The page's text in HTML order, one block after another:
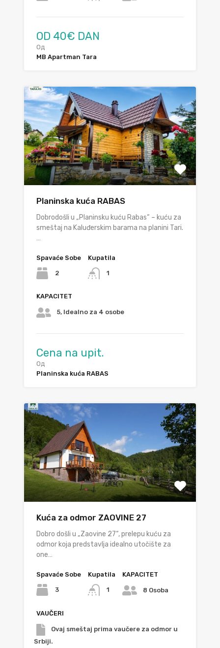
OD 40€ DAN
Од
MB Apartman Tara
Planinska kuća RABAS
Dobrodošli u „Planinsku kuću Rabas“ – kuću za
smeštaj na Kaluđerskim barama na planini Tari.
…
Spavaće Sobe
2
Kupatila
1
KAPACITET
5, Idealno za 4 osobe
Cena na upit.
Од
Planinska kuća RABAS
Kuća za odmor ZAOVINE 27
Dobro došli u „Zaovine 27“, prelepu kuću za
odmor koja predstavlja idealno utočište za
one…
Spavaće Sobe
3
Kupatila
1
KAPACITET
8 Osoba
VAUČERI
Ovaj smeštaj prima vaučere za odmor u
Srbiji.